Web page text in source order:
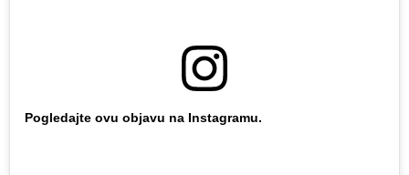
Pogledajte ovu objavu na Instagramu.